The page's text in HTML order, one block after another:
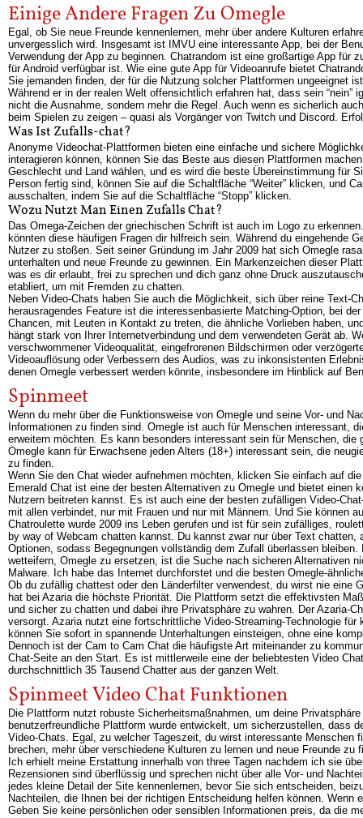
Einige Andere Fragen Zu Omegle
Egal, ob Sie neue Freunde kennenlernen, mehr über andere Kulturen
unvergesslich wird. Insgesamt ist IMVU eine interessante App, bei der
Verwendung der App zu beginnen. Chatrandom ist eine großartige App
für Android verfügbar ist. Wie eine gute App für Videoanrufe bietet
Sie jemanden finden, der für die Nutzung solcher Plattformen ungeeignet
Während er in der realen Welt offensichtlich erfahren hat, dass sein
nicht die Ausnahme, sondern mehr die Regel. Auch wenn es sicherlich
beim Spielen zu zeigen – quasi als Vorgänger von Twitch und Discord.
Was Ist Zufalls-chat?
Anonyme Videochat-Plattformen bieten eine einfache und sichere
interagieren können, können Sie das Beste aus diesen Plattformen
Geschlecht und Land wählen, und es wird die beste Übereinstimmung für
Person fertig sind, können Sie auf die Schaltfläche “Weiter” klicken, und
ausschalten, indem Sie auf die Schaltfläche “Stopp” klicken.
Wozu Nutzt Man Einen Zufalls Chat?
Das Omega-Zeichen der griechischen Schrift ist auch im Logo zu
könnten diese häufigen Fragen dir hilfreich sein. Während du eingehende
Nutzer zu stoßen. Seit seiner Gründung im Jahr 2009 hat sich Omegle
unterhalten und neue Freunde zu gewinnen. Ein Markenzeichen dieser
was es dir erlaubt, frei zu sprechen und dich ganz ohne Druck
etabliert, um mit Fremden zu chatten.
Neben Video-Chats haben Sie auch die Möglichkeit, sich über reine Text-
herausragendes Feature ist die interessenbasierte Matching-Option, bei
Chancen, mit Leuten in Kontakt zu treten, die ähnliche Vorlieben haben,
hängt stark von Ihrer Internetverbindung und dem verwendeten Gerät ab.
verschwommener Videoqualität, eingefrorenen Bildschirmen oder
Videoauflösung oder Verbessern des Audios, was zu inkonsistenten
denen Omegle verbessert werden könnte, insbesondere im Hinblick auf
Spinmeet
Wenn du mehr über die Funktionsweise von Omegle und seine Vor- und
Informationen zu finden sind. Omegle ist auch für Menschen interessant,
erweitern möchten. Es kann besonders interessant sein für Menschen,
Omegle kann für Erwachsene jeden Alters (18+) interessant sein, die
zu finden.
Wenn Sie den Chat wieder aufnehmen möchten, klicken Sie einfach auf
Emerald Chat ist eine der besten Alternativen zu Omegle und bietet
Nutzern beitreten kannst. Es ist auch eine der besten zufälligen Video-
mit allen verbindet, nur mit Frauen und nur mit Männern. Und Sie können
Chatroulette wurde 2009 ins Leben gerufen und ist für sein zufälliges,
by way of Webcam chatten kannst. Du kannst zwar nur über Text
Optionen, sodass Begegnungen vollständig dem Zufall überlassen
wetteifern, Omegle zu ersetzen, ist die Suche nach sicheren Alternativen
Malware. Ich habe das Internet durchforstet und die besten Omegle-
Ob du zufällig chattest oder den Länderfilter verwendest, du wirst nie eine
hat bei Azaria die höchste Priorität. Die Plattform setzt die effektivsten
und sicher zu chatten und dabei ihre Privatsphäre zu wahren. Der Azaria-
versorgt. Azaria nutzt eine fortschrittliche Video-Streaming-Technologie
können Sie sofort in spannende Unterhaltungen einsteigen, ohne eine
Dennoch ist der Cam to Cam Chat die häufigste Art miteinander zu
Chat-Seite an den Start. Es ist mittlerweile eine der beliebtesten Video
durchschnittlich 35 Tausend Chatter aus der ganzen Welt.
Spinmeet Video Chat Funktionen
Die Plattform nutzt robuste Sicherheitsmaßnahmen, um deine
benutzerfreundliche Plattform wurde entwickelt, um sicherzustellen, dass
Video-Chats. Egal, zu welcher Tageszeit, du wirst interessante
brechen, mehr über verschiedene Kulturen zu lernen und neue Freunde zu
Ich erhielt meine Erstattung innerhalb von three Tagen nachdem ich sie
Rezensionen sind überflüssig und sprechen nicht über alle Vor- und
jedes kleine Detail der Site kennenlernen, bevor Sie sich entscheiden,
Nachteilen, die Ihnen bei der richtigen Entscheidung helfen können.
Geben Sie keine persönlichen oder sensiblen Informationen preis, da die